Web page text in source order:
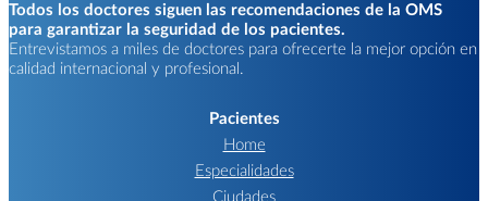
Todos los doctores siguen las recomendaciones de la OMS
para garantizar la seguridad de los pacientes.
Entrevistamos a miles de doctores para ofrecerte la mejor opción en
calidad internacional y profesional.
Pacientes
Home
Especialidades
Ciudades